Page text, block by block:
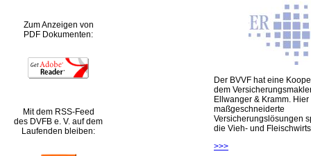
Zum Anzeigen von
PDF Dokumenten:
Mit dem RSS-Feed
des DVFB e. V. auf dem
Laufenden bleiben:
Der BVVF hat eine
dem
Ellwanger & Kramm.
maßgeschneiderte
Versicherungslösungen
die Vieh- und
>>>